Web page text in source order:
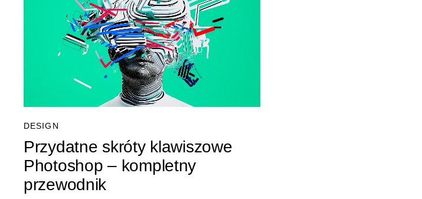
DESIGN
Przydatne skróty klawiszowe
Photoshop – kompletny
przewodnik